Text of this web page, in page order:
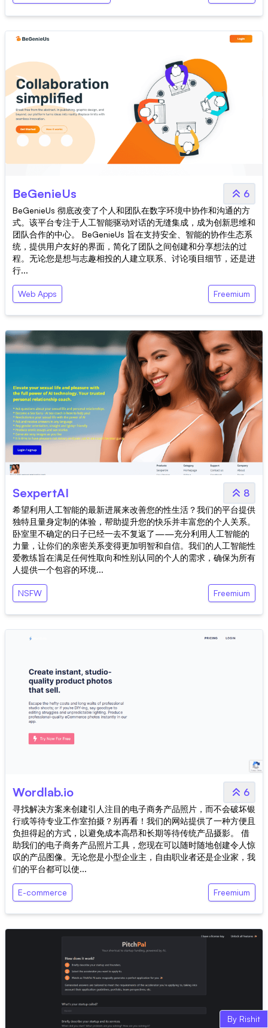
BeGenieUs 6
BeGenieUs 彻底改变了个人和团队在数字环境中协作和沟通的方
式。该平台专注于人工智能驱动对话的无缝集成，成为创新思维和
团队合作的中心。 BeGenieUs 旨在支持安全、智能的协作生态系
统，提供用户友好的界面，简化了团队之间创建和分享想法的过
程。无论您是想与志趣相投的人建立联系、讨论项目细节，还是进
行...
Web Apps Freemium
SexpertAI 8
希望利用人工智能的最新进展来改善您的性生活？我们的平台提供
独特且量身定制的体验，帮助提升您的快乐并丰富您的个人关系。
卧室里不确定的日子已经一去不复返了——充分利用人工智能的
力量，让你们的亲密关系变得更加明智和自信。我们的人工智能性
爱教练旨在满足任何性取向和性别认同的个人的需求，确保为所有
人提供一个包容的环境...
NSFW Freemium
Wordlab.io 6
寻找解决方案来创建引人注目的电子商务产品照片，而不会破坏银
行或等待专业工作室拍摄？别再看！我们的网站提供了一种方便且
负担得起的方式，以避免成本高昂和长期等待传统产品摄影。 借
助我们的电子商务产品照片工具，您现在可以随时随地创建令人惊
叹的产品图像。无论您是小型企业主，自由职业者还是企业家，我
们的平台都可以使...
E-commerce Freemium
By Rishit